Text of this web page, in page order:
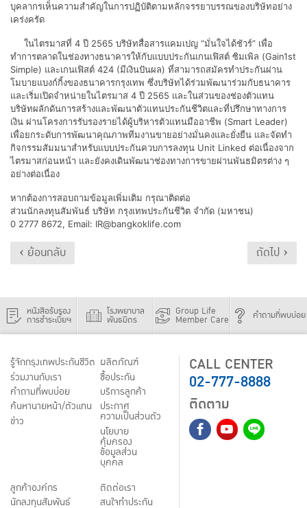
บุคลากรเห็นความสำคัญในการปฏิบัติตามหลักจรรยาบรรณของบริษัทอย่าง
เคร่งครัด
ในไตรมาสที่ 4 ปี 2565 บริษัทสื่อสารแคมเปญ “มั่นใจได้ชัวร์” เพื่อ
ทำการตลาดในช่องทางธนาคารให้กับแบบประกันเกนเฟิสต์ ซิมเพิล (Gain1st
Simple) และเกนเฟิสต์ 424 (มีเงินปันผล) ที่สามารถสมัครทำประกันผ่าน
โมบายแบงก์กิ้งของธนาคารกรุงเทพ ซึ่งบริษัทได้ร่วมพัฒนาร่วมกับธนาคาร
และเริ่มเปิดจำหน่ายในไตรมาส 4 ปี 2565 และในส่วนของช่องตัวแทน
บริษัทผลักดันการสร้างและพัฒนาตัวแทนประกันชีวิตและที่ปรึกษาทางการ
เงิน ผ่านโครงการรับรองรายได้ผู้บริหารตัวแทนมืออาชีพ (Smart Leader)
เพื่อยกระดับการพัฒนาคุณภาพทีมงานขายอย่างมั่นคงและยั่งยืน และจัดทำ
กิจกรรมสัมมนาสำหรับแบบประกันควบการลงทุน Unit Linked ต่อเนื่องจาก
ไตรมาสก่อนหน้า และยังคงเดินพัฒนาช่องทางการขายผ่านพันธมิตรต่าง ๆ
อย่างต่อเนื่อง
หากต้องการสอบถามข้อมูลเพิ่มเติม กรุณาติดต่อ
ส่วนนักลงทุนสัมพันธ์ บริษัท กรุงเทพประกันชีวิต จำกัด (มหาชน)
0 2777 8672, Email: IR@bangkoklife.com
‹ ย้อนกลับ ถัดไป ›
หนังสือรับรอง
การชำระเบี้ยฯ
โรงพยาบาล
พันธมิตร
Group Life
Member Care คำถามที่พบบ่อย
รู้จักกรุงเทพประกันชีวิต
ร่วมงานกับเรา
คำถามที่พบบ่อย
ค้นหานายหน้า/ตัวแทน
ข่าว
ผลิตภัณฑ์
ชื้อประกัน
บริการลูกค้า
ประกาศ
ความเป็นส่วนตัว
นโยบาย
คุ้มครอง
ข้อมูลส่วน
บุคคล
ลูกค้าองค์กร
นักลงทุนสัมพันธ์
ติดต่อเรา
สนใจทำประกัน
CALL CENTER
02-777-8888
ติดตาม